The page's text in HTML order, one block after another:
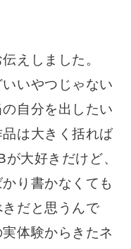
えしました。
いいやつじゃない
自分を出したい
は大きく括れば
大好きだけど、
り書かなくても
だと思うんで
体験からきたネ